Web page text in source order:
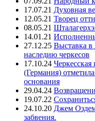
17.07.21 Духовная
12.05.21 Творец
08.05.21
14.01.21
27.12.25 Выставка в
наследию черкесов
17.10.24 Черкесская
(Германия)
основания
29.04.24
19.07.22
24.10.20 Джем
забвения.